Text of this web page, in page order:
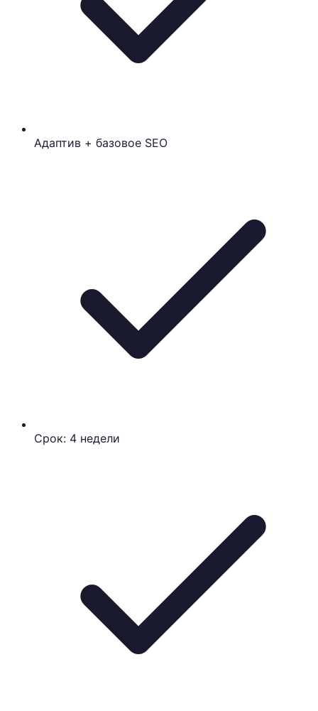
Адаптив + базовое SEO
Срок: 4 недели